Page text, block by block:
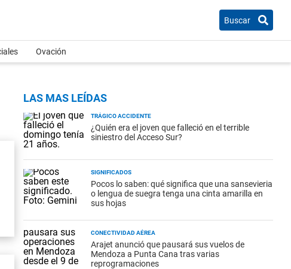
Buscar
Ovación
LAS MAS LEÍDAS
TRÁGICO ACCIDENTE
¿Quién era el joven que falleció en el terrible
siniestro del Acceso Sur?
SIGNIFICADOS
Pocos lo saben: qué significa que una sansevieria
o lengua de suegra tenga una cinta amarilla en
sus hojas
CONECTIVIDAD AÉREA
Arajet anunció que pausará sus vuelos de
Mendoza a Punta Cana tras varias
reprogramaciones